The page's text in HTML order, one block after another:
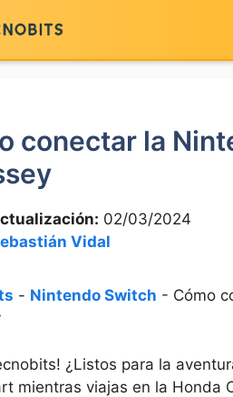
conectar la
02/03/2024
Vidal
- Nintendo Switch - Cómo
¿Listos para la
mientras viajas en la Honda